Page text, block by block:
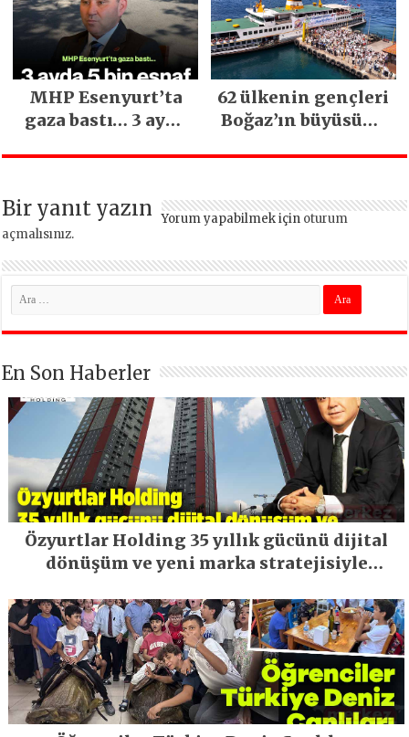
kritik uyarı
MHP Esenyurt’ta
gaza bastı… 3 ayda
edildi
62 ülkenin gençleri
Boğaz’ın büyüsüne
Bir yanıt yazın Yorum yapabilmek için oturum
açmalısınız.
En Son Haberler
Özyurtlar Holding 35 yıllık gücünü dijital
dönüşüm ve yeni marka stratejisiyle